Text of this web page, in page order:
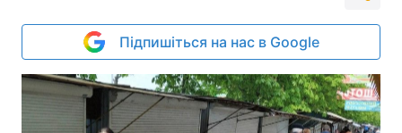
Підпишіться на нас в Google